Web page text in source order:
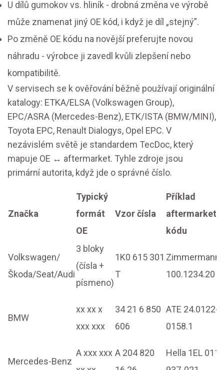
U dílů gumokov vs. hliník - drobná změna ve výrobě
může znamenat jiný OE kód, i když je díl „stejný”.
Po změně OE kódu na novější preferujte novou
náhradu - výrobce ji zavedl kvůli zlepšení nebo
kompatibilitě.
V servisech se k ověřování běžně používají originální
katalogy: ETKA/ELSA (Volkswagen Group),
EPC/ASRA (Mercedes-Benz), ETK/ISTA (BMW/MINI),
Toyota EPC, Renault Dialogys, Opel EPC. V
nezávislém světě je standardem TecDoc, který
mapuje OE ↔ aftermarket. Tyhle zdroje jsou
primární autorita, když jde o správné číslo.
Značka
Typický
formát
OE
Vzor čísla
Příklad
aftermarket
kódu
Volkswagen/
Škoda/Seat/Audi
3 bloky
(čísla +
písmeno)
1K0 615 301
T
Zimmermann
100.1234.20
BMW
xx xx x
xxx xxx
34 21 6 850
606
ATE 24.0122-
0158.1
Mercedes-Benz
A xxx xxx A 204 820
Hella 1EL 011